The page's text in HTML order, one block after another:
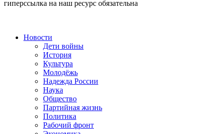
гиперссылка на наш ресурс обязательна
Новости
Дети войны
История
Культура
Молодёжь
Надежда России
Наука
Общество
Партийная жизнь
Политика
Рабочий фронт